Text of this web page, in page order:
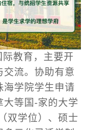
教育，主要开
交流。协助有意
海学院学生申请
大等国-家的大学
双学位）、硕士